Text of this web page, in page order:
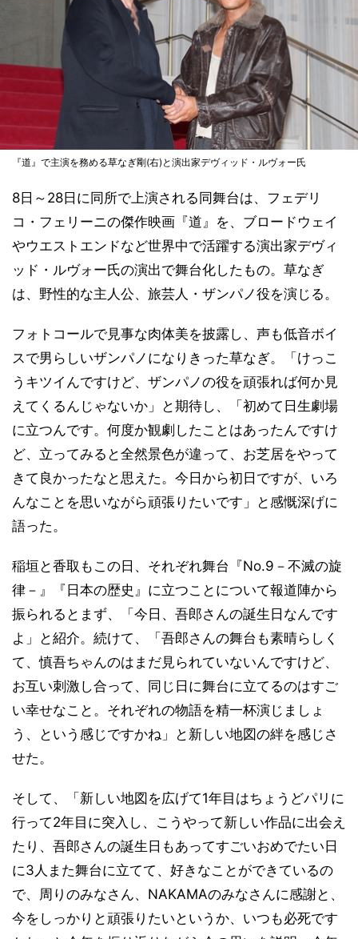
『道』で主演を務める草なぎ剛(右)と演出家デヴィッド・ルヴォー氏
8日～28日に同所で上演される同舞台は、フェデリ
コ・フェリーニの傑作映画『道』を、ブロードウェイ
やウエストエンドなど世界中で活躍する演出家デヴィ
ッド・ルヴォー氏の演出で舞台化したもの。草なぎ
は、野性的な主人公、旅芸人・ザンパノ役を演じる。
フォトコールで見事な肉体美を披露し、声も低音ボイ
スで男らしいザンパノになりきった草なぎ。「けっこ
うキツイんですけど、ザンパノの役を頑張れば何か見
えてくるんじゃないか」と期待し、「初めて日生劇場
に立つんです。何度か観劇したことはあったんですけ
ど、立ってみると全然景色が違って、お芝居をやって
きて良かったなと思えた。今日から初日ですが、いろ
んなことを思いながら頑張りたいです」と感慨深げに
語った。
稲垣と香取もこの日、それぞれ舞台『No.9－不滅の旋
律－』『日本の歴史』に立つことについて報道陣から
振られるとまず、「今日、吾郎さんの誕生日なんです
よ」と紹介。続けて、「吾郎さんの舞台も素晴らしく
て、慎吾ちゃんのはまだ見られていないんですけど、
お互い刺激し合って、同じ日に舞台に立てるのはすご
い幸せなこと。それぞれの物語を精一杯演じましょ
う、という感じですかね」と新しい地図の絆を感じさ
せた。
そして、「新しい地図を広げて1年目はちょうどパリに
行って2年目に突入し、こうやって新しい作品に出会え
たり、吾郎さんの誕生日もあってすごいおめでたい日
に3人また舞台に立てて、好きなことができているの
で、周りのみなさん、NAKAMAのみなさんに感謝と、
今をしっかりと頑張りたいというか、いつも必死です